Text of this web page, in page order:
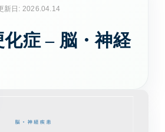
食道炎など消化器症状に対応し
悸など循環器症状を診療しま
新日: 2026.04.14
症 – 脳・神経